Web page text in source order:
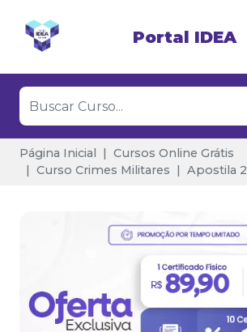
Portal IDEA
Página Inicial
Cursos Online Grátis
Curso Crimes Militares
Apostila 2